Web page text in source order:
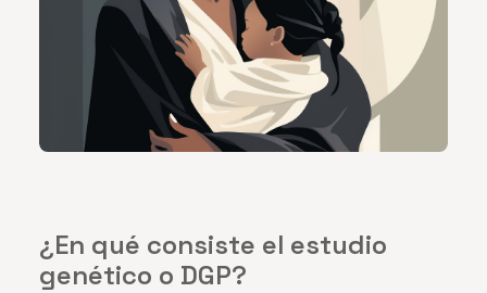
¿En qué consiste el estudio
genético o DGP?